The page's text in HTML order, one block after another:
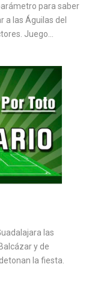
para saber
a las Águilas del
Juego...
las
y de
la fiesta.